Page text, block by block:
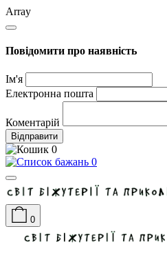
Array
Повідомити про наявність
Ім'я
Електронна пошта
Коментарій
Відправити
0
0
0